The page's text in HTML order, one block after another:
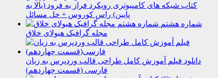
کتاب شبکه های کامپیوتری رویکرد فراز به فرود (بالا به
پایین) راس کوروس + حل مسائل
شماره هشتم
مجله گرافیک هیولای خلاق
دانلود فیلم آموزش کامل طراحی قالب وردپرس به زبان
فارسی (قسمت چهاردهم)